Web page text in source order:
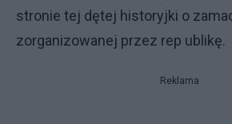
stronie tej dętej historyjki o
zorganizowanej przez rep ublikę.
Reklama